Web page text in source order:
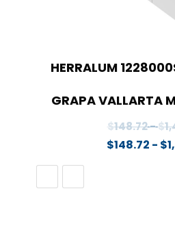
HERRALUM
GRAPA VALLARTA
$148.72-$
$148.72 - $